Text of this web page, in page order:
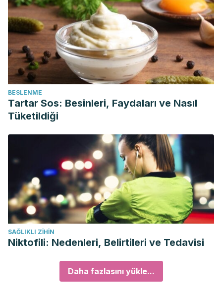
BESLENME
Tartar Sos: Besinleri, Faydaları ve Nasıl
Tüketildiği
SAĞLIKLI ZIHIN
Niktofili: Nedenleri, Belirtileri ve Tedavisi
Daha fazlasını yükle...